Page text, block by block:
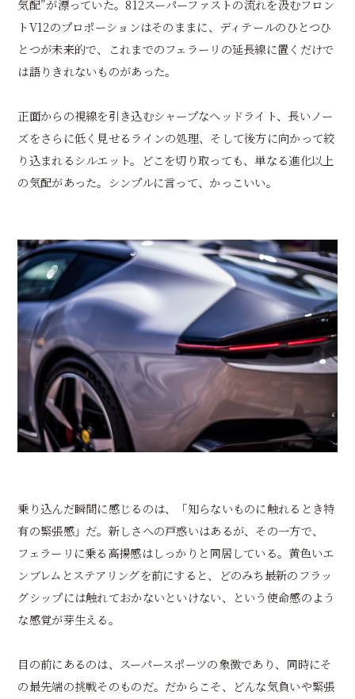
気配”が漂っていた。812スーパーファストの流れを汲むフロン
トV12のプロポーションはそのままに、ディテールのひとつひ
とつが未来的で、これまでのフェラーリの延長線に置くだけで
は語りきれないものがあった。
正面からの視線を引き込むシャープなヘッドライト、長いノー
ズをさらに低く見せるラインの処理、そして後方に向かって絞
り込まれるシルエット。どこを切り取っても、単なる進化以上
の気配があった。シンプルに言って、かっこいい。
乗り込んだ瞬間に感じるのは、「知らないものに触れるとき特
有の緊張感」だ。新しさへの戸惑いはあるが、その一方で、
フェラーリに乗る高揚感はしっかりと同居している。黄色いエ
ンブレムとステアリングを前にすると、どのみち最新のフラッ
グシップには触れておかないといけない、という使命感のよう
な感覚が芽生える。
目の前にあるのは、スーパースポーツの象徴であり、同時にそ
の最先端の挑戦そのものだ。だからこそ、どんな気負いや緊張